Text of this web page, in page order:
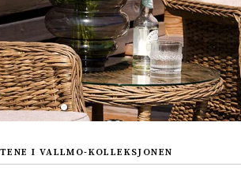
I VALLMO-KOLLEKSJONEN